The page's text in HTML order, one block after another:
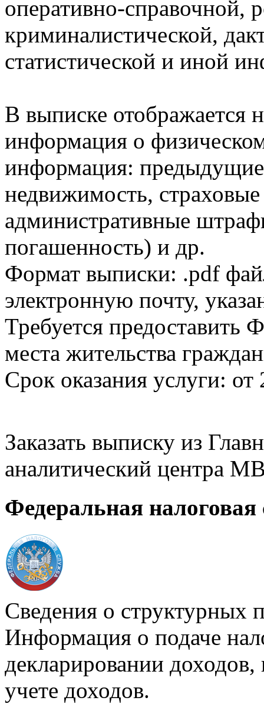
оперативно-справочной,
криминалистической,
статистической и иной
В выписке отображается
информация о
информация:
недвижимость,
административные
погашенность) и др.
Формат выписки: .pdf
электронную почту,
Требуется
места жительства
Срок оказания услуги: от
Заказать выписку из
аналитический центра
Федеральная налоговая
Сведения о структурных
Информация о подаче
декларировании доходов,
учете доходов.